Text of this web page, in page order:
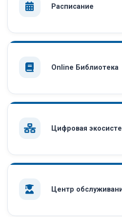
Расписание
Online Библиотека
Цифровая
Центр